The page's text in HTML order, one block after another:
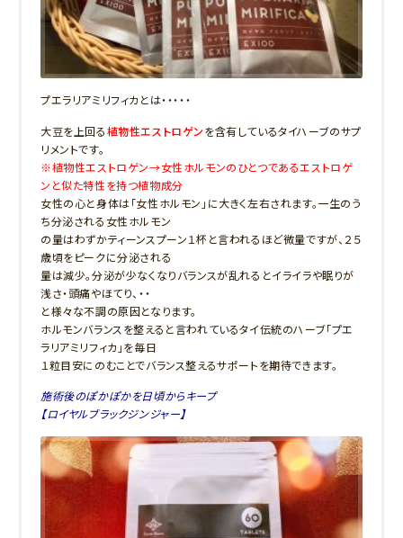
プエラリアミリフィカとは・・・・・
大豆を上回る植物性エストロゲンを含有しているタイハーブのサプ
リメントです。
※植物性エストロゲン→女性ホルモンのひとつであるエストロゲ
ンと似た特性を持つ植物成分
女性の心と身体は「女性ホルモン」に大きく左右されます。一生のう
ち分泌される女性ホルモン
の量はわずかティーンスプーン１杯と言われるほど微量ですが、２５
歳頃をピークに分泌される
量は減少。分泌が少なくなりバランスが乱れるとイライラや眠りが
浅さ・頭痛やほてり、・・
と様々な不調の原因となります。
ホルモンバランスを整えると言われているタイ伝統のハーブ「プエ
ラリアミリフィカ」を毎日
１粒目安にのむことでバランス整えるサポートを期待できます。
施術後のぽかぽかを日頃からキープ
【ロイヤルブラックジンジャー】